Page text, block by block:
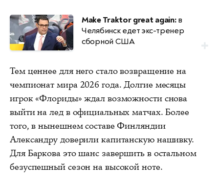
Make Traktor great again:в
Челябинск едет экс-тренер
сборной США
Тем ценнее для него стало возвращение на
чемпионат мира 2026 года. Долгие месяцы
игрок «Флориды» ждал возможности снова
выйти на лед в официальных матчах. Более
того, в нынешнем составе Финляндии
Александру доверили капитанскую нашивку.
Для Баркова это шанс завершить в остальном
безуспешный сезон на высокой ноте.